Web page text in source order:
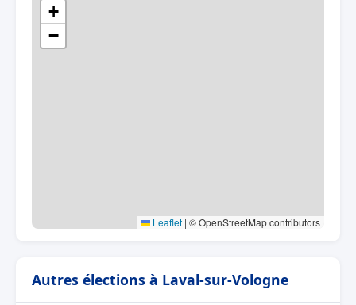
+
−
Leaflet | © OpenStreetMap contributors
Autres élections à Laval-sur-Vologne